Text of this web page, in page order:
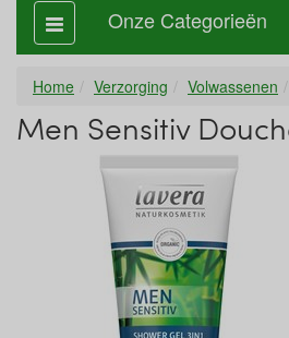
categorie
aan,
Onze Categorieën
Home Verzorging Volwassenen
Men Sensitiv